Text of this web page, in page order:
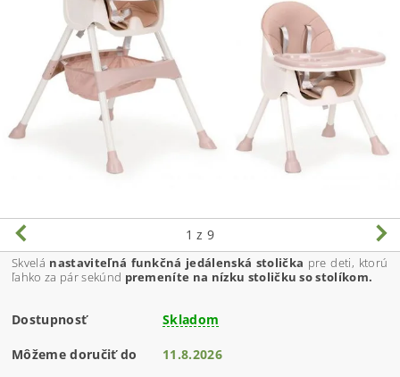
1 z 9
Skvelá nastaviteľná funkčná jedálenská stolička pre deti, ktorú
ľahko za pár sekúnd premeníte na nízku stoličku so stolíkom.
Dostupnosť Skladom
Môžeme doručiť do 11.8.2026